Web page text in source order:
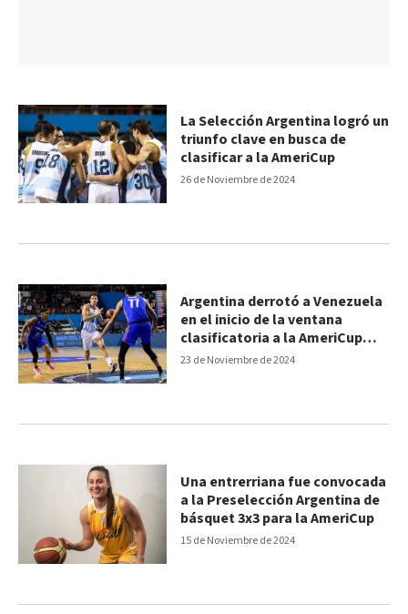
26 de Noviembre de 2024
La Selección Argentina logró un
triunfo clave en busca de
clasificar a la AmeriCup
23 de Noviembre de 2024
Argentina derrotó a Venezuela
en el inicio de la ventana
clasificatoria a la AmeriCup
2025
15 de Noviembre de 2024
Una entrerriana fue convocada
a la Preselección Argentina de
básquet 3x3 para la AmeriCup